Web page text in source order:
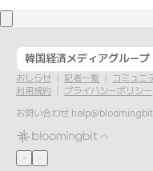
韓国経済メディアグループ
おしらせ 記者一覧
コミュニ
利用規約
プライバシーポリシー
お問い合わせ